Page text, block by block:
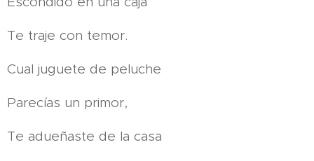
Te traje con temor.
Cual juguete de peluche
Parecías un primor,
Te adueñaste de la casa